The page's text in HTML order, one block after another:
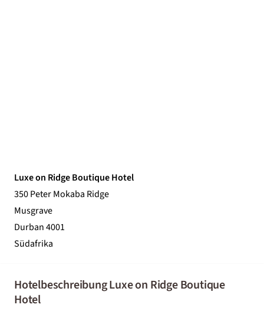
Luxe on Ridge Boutique Hotel
350 Peter Mokaba Ridge
Musgrave
Durban 4001
Südafrika
Hotelbeschreibung Luxe on Ridge Boutique
Hotel